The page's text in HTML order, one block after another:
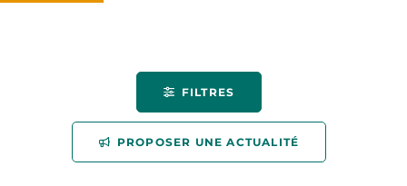
FILTRES
PROPOSER UNE ACTUALITÉ